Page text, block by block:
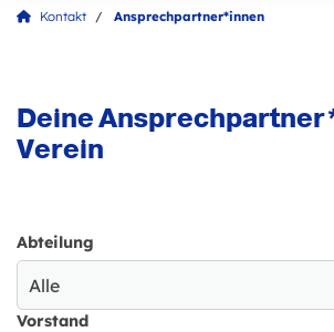
Kontakt Ansprechpartner*innen
Deine
Verein
Abteilung
Vorstand